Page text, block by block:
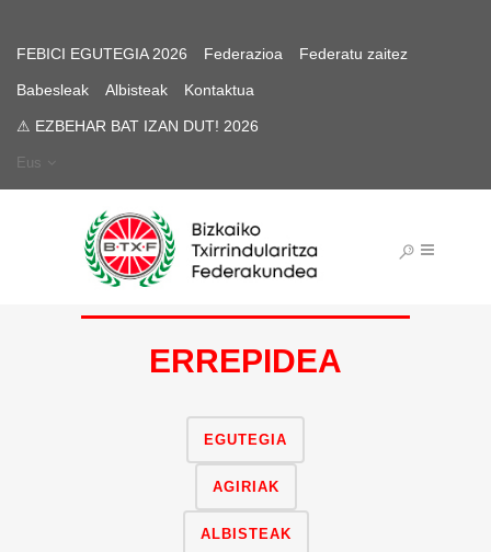
FEBICI EGUTEGIA 2026 Federazioa Federatu zaitez
Babesleak Albisteak Kontaktua
⚠ EZBEHAR BAT IZAN DUT! 2026
Eus
ERREPIDEA
EGUTEGIA
AGIRIAK
ALBISTEAK